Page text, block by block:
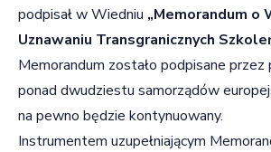
podpisał w Wiedniu „Memorandum o
Uznawaniu Transgranicznych
Memorandum zostało podpisane
ponad dwudziestu samorządów
na pewno będzie kontynuowany.
Instrumentem uzupełniającym